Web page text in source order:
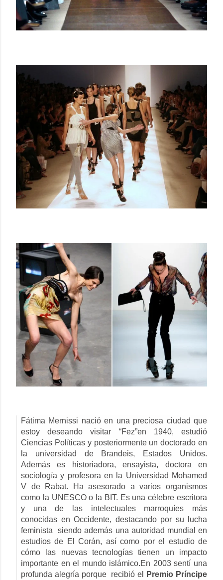
Fátima Mernissi nació en una preciosa ciudad que
estoy deseando visitar “Fez”en 1940, estudió
Ciencias Políticas y posteriormente un doctorado en
la universidad de Brandeis, Estados Unidos.
Además es historiadora, ensayista, doctora en
sociología y profesora en la Universidad Mohamed
V de Rabat. Ha asesorado a varios organismos
como la UNESCO o la BIT. Es una célebre escritora
y una de las intelectuales marroquíes más
conocidas en Occidente, destacando por su lucha
feminista
siendo además una autoridad mundial en
estudios de El Corán, así como por el estudio de
cómo las nuevas tecnologías tienen un impacto
importante en el mundo islámico.En 2003 sentí una
profunda alegría porque recibió el
Premio Príncipe